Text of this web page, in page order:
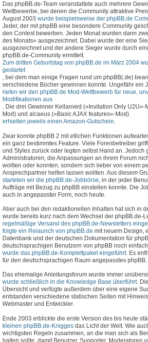
Das phpBB.de-Team veranstaltete auch mehrere
Wettbewerbe, bei denen die Community attraktive
August 2003 wurde beispielsweise der phpBB.de
Jeder, der mit phpBB eine besondere Community
den Contest bewerben. Jeden Monat wurden dann
des Monats« ausgezeichnet. Dabei wurde der eine
ausgezeichnet und der andere Sieger wurde durch
phpBB.de-Community ermittelt.
Zum dritten Geburtstag von phpBB.de im März 2004
gestartet
, bei dem man einige Fragen rund um phpBB(.de)
verschiedene Bücher gewinnen konnte. Ungefähr ein
riefen wir den phpBB.de Mod-Wettbewerb für neue,
Modifikationen aus
. Die drei Gewinner Kellanved (»Invitation Only U2U«-
Mod) und alcaeus (»Basic AJAX features«-Mod)
erhielten jeweils einen Amazon-Gutschein.
Zwar konnte phpBB 2 mit etlichen Funktionen
ein ganz bestimmtes Feature. Viele Forenbetreiber
und Styles zurück oder legten selbst Hand an. Jedoch
Administratoren, die Anpassungen an ihrem Forum
wollten oder konnten, sondern sich lieber von einem
Ansprechpartner helfen lassen wollten. Aus diesem
starteten wir die phpBB.de-Jobbörse , in der jeder
Aufträge mit Bezug zu phpBB einstellen konnte. Die
auch in angepasster Form, noch heute.
Aber auch bei den redaktionellen Inhalten hat sich in
wurde bereits kurz nach dem Wechsel der phpBB.de-
regelmäßige Versand des phpBB.de-Newsletters
folgte ein Relaunch von phpBB.de mit neuem Design,
Datenbank und der deutschen Dokumentation für
deutschsprachigen Benutzern von phpBB noch
wurde das phpBB.de-Komplettpaket eingeführt. Es
für den deutschsprachigen Raum angepasstes phpBB.
Das ehemalige Anleitungsforum wurde immer
wurde schließlich in die Knowledge Base überführt.
Übersicht und verfügte außerdem über eine eigene
entstanden verschiedene statischen Seiten mit
Webmaster und Entwickler.
Ende 2003 erblickte die erste Version des bis heute
kleinen phpBB.de-Knigges das Licht der Welt. Wie
wichtigsten Regeln zusammen, an die man sich als
halten sollte, damit Benutzer, Supporter, Moderatoren